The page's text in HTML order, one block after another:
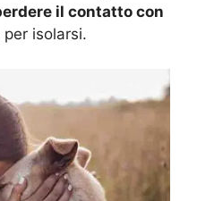
il contatto con
isolarsi.